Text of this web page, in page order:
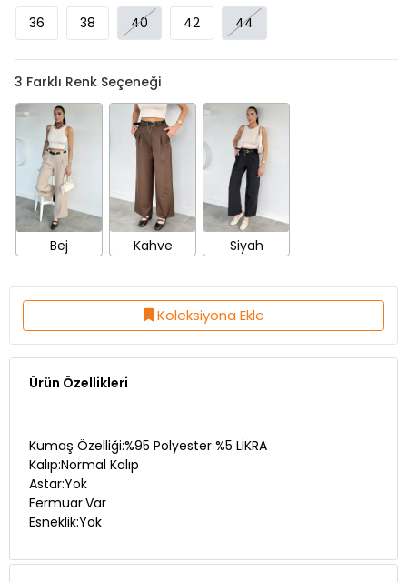
36 38 40 42 44
3 Farklı Renk Seçeneği
Bej Kahve Siyah
Koleksiyona Ekle
Ürün Özellikleri
Kumaş Özelliği:%95 Polyester %5 LİKRA
Kalıp:Normal Kalıp
Astar:Yok
Fermuar:Var
Esneklik:Yok